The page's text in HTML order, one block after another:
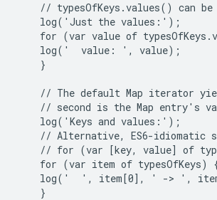
// typesOfKeys.values() can
    log('Just the values:');
for (var value of
    log('  value: ', value);
    }
// The default Map iterator
// second is the Map entry's
    log('Keys and values:');
// Alternative, ES6-idiomatic
// for (var [key, value] of
for (var item of typesOfKeys)
log('  ', item[0], ' -> ',
    }